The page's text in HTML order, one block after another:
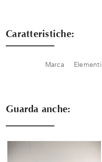
Caratteristiche:
Marca Elementi
Guarda anche: